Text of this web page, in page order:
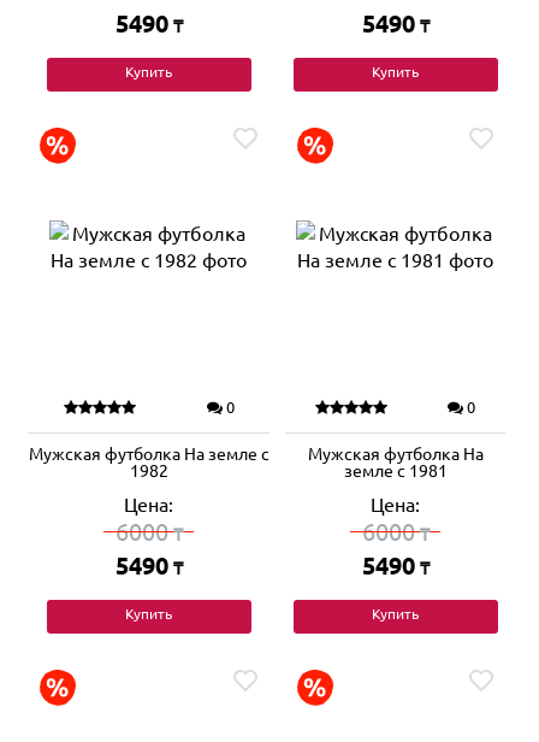
5490 ₸
Купить
5490 ₸
Купить
0
Мужская футболка На земле с
1982
Цена:
6000₸
5490 ₸
Купить
0
Мужская футболка На
земле с 1981
Цена:
6000₸
5490 ₸
Купить